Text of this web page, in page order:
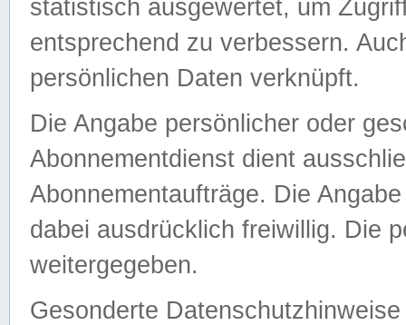
statistisch ausgewertet, um
entsprechend zu verbessern.
persönlichen Daten verknüpft.
Die Angabe persönlicher oder
Abonnementdienst dient
Abonnementaufträge. Die
dabei ausdrücklich freiwillig. Die
weitergegeben.
Gesonderte